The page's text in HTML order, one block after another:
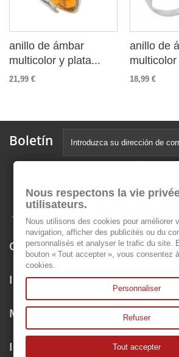
anillo de ámbar
multicolor y plata...
21,99 €
anillo de
multicolor
18,99 €
Boletín
Categorías
Información
Mi cuenta
Información sobre la tienda
Nous respectons la vie
utilisateurs.
Nous utilisons des cookies pour améliorer
navigation, afficher des publicités ou du
personnalisés et analyser le trafic du site.
bouton « Tout accepter », vous consentez
cookies.
Personnaliser
Refuser
Tout accepter